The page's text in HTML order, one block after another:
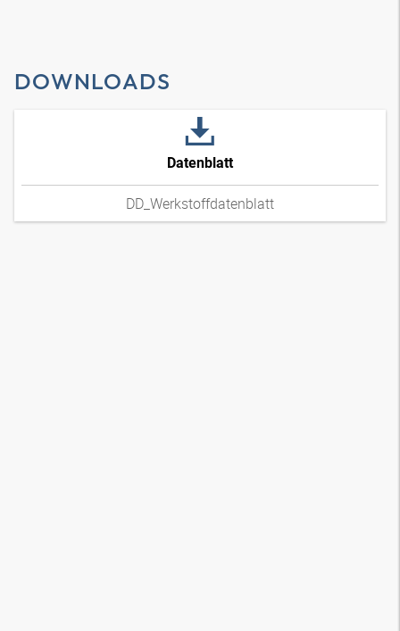
DOWNLOADS
Datenblatt
DD_Werkstoffdatenblatt